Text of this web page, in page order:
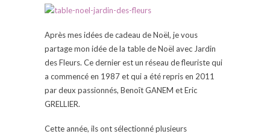
Après mes idées de cadeau de Noël, je vous
partage mon idée de la table de Noël avec Jardin
des Fleurs. Ce dernier est un réseau de fleuriste qui
a commencé en 1987 et qui a été repris en 2011
par deux passionnés, Benoît GANEM et Eric
GRELLIER.
Cette année, ils ont sélectionné plusieurs